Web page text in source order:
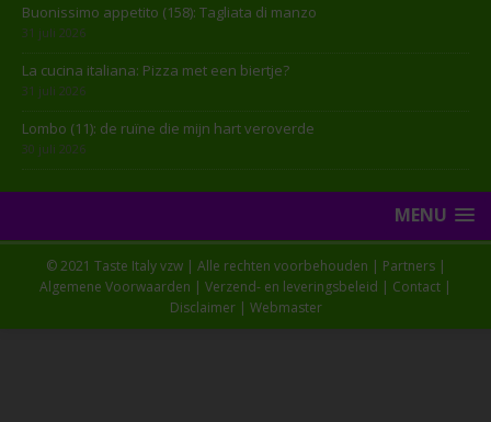
Buonissimo appetito (158): Tagliata di manzo
31 juli 2026
La cucina italiana: Pizza met een biertje?
31 juli 2026
Lombo (11): de ruïne die mijn hart veroverde
30 juli 2026
MENU
© 2021 Taste Italy vzw | Alle rechten voorbehouden | Partners|
Algemene Voorwaarden | Verzend- en leveringsbeleid | Contact |
Disclaimer| Webmaster